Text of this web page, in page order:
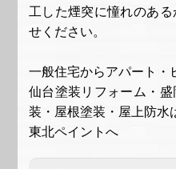
工した煙突に憧れのあ
せください。
一般住宅からアパート・
仙台塗装リフォーム・
装・屋根塗装・屋上防水
東北ペイントへ